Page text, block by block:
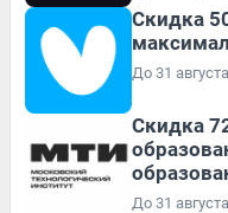
Скидка
До 31
Скидка
До 31